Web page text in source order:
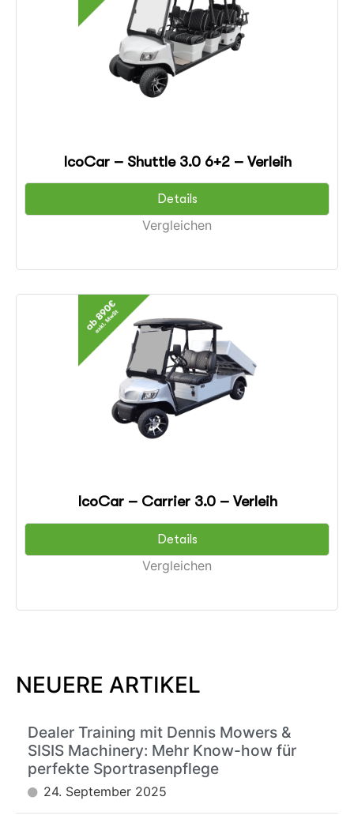
IcoCar – Shuttle 3.0 6+2 – Verleih
Details
Vergleichen
IcoCar – Carrier 3.0 – Verleih
Details
Vergleichen
NEUERE ARTIKEL
Dealer Training mit Dennis Mowers &
SISIS Machinery: Mehr Know-how für
perfekte Sportrasenpflege
24. September 2025